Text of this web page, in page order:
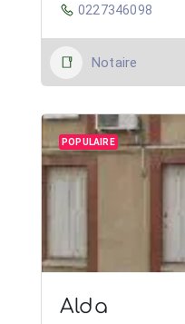
0227346098
Notaire
POPULAIRE
Alda